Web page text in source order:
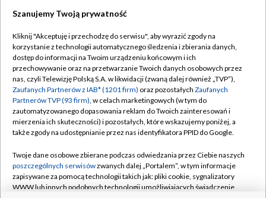
TVP
Abonament TVP
Emisja w TVP
Centrum informacji TVP
Naziemna Telewizja Cyfrowa
Rada Programowa
System NOS
Regulamin TVP
Polityka prywatności
Moje zgody
Pomoc
Kontakt
Szanujemy Twoją prywatność
Kliknij "Akceptuję i przechodzę do serwisu", aby wyrazić zgody na
korzystanie z technologii automatycznego śledzenia i zbierania danych,
dostęp do informacji na Twoim urządzeniu końcowym i ich
przechowywanie oraz na przetwarzanie Twoich danych osobowych przez
nas, czyli Telewizję Polską S.A. w likwidacji (zwaną dalej również „TVP”),
Zaufanych Partnerów z IAB* (1201 firm) oraz pozostałych Zaufanych
Partnerów TVP (93 firm), w celach marketingowych (w tym do
zautomatyzowanego dopasowania reklam do Twoich zainteresowań i
mierzenia ich skuteczności) i pozostałych, które wskazujemy poniżej, a
także zgody na udostępnianie przez nas identyfikatora PPID do Google.
Twoje dane osobowe zbierane podczas odwiedzania przez Ciebie naszych
poszczególnych serwisówzwanych dalej „Portalem”, w tym informacje
zapisywane za pomocą technologii takich jak: pliki cookie, sygnalizatory
WWW lub innych podobnych technologii umożliwiających świadczenie